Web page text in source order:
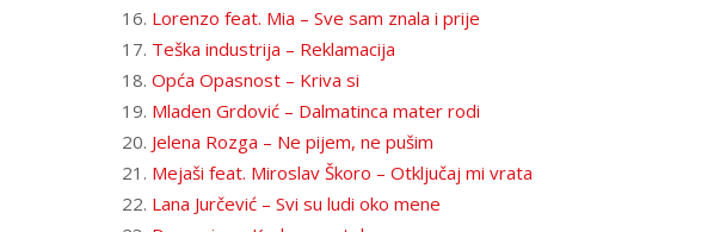
16. Lorenzo feat. Mia – Sve sam znala i prije
17. Teška industrija – Reklamacija
18. Opća Opasnost – Kriva si
19. Mladen Grdović – Dalmatinca mater rodi
20. Jelena Rozga – Ne pijem, ne pušim
21. Mejaši feat. Miroslav Škoro – Otključaj mi vrata
22. Lana Jurčević – Svi su ludi oko mene